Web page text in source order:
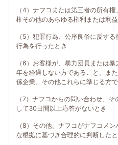
（4）ナフコまたは第三者の所有
権その他のあらゆる権利または利
（5）犯罪行為、公序良俗に反す
行為を行ったとき
（6）お客様が、暴力団員または
年を経過しない方であること、ま
係企業、その他これらに準じる方
（7）ナフコからの問い合わせ、
して30日間以上応答がないとき
（8）その他、ナフコがナフコメ
な根拠に基づき合理的に判断したと